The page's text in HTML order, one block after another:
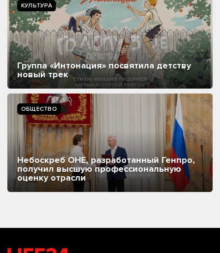
КУЛЬТУРА
Группа «Интонация» посвятила детству
новый трек
ОБЩЕСТВО
Небоскреб ОНЕ, разработанный Генпро,
получил высшую профессиональную
оценку отрасли